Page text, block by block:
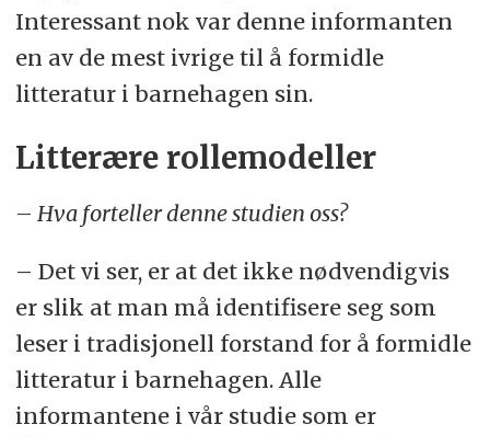
Interessant nok var denne informanten
en av de mest ivrige til å formidle
litteratur i barnehagen sin.
Litterære rollemodeller
– Hva forteller denne studien oss?
– Det vi ser, er at det ikke nødvendigvis
er slik at man må identifisere seg som
leser i tradisjonell forstand for å formidle
litteratur i barnehagen. Alle
informantene i vår studie som er